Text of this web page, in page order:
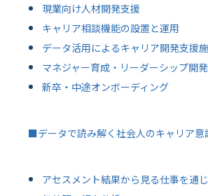
現業向け人材開発支援
キャリア相談機能の設置と運用
データ活用によるキャリア開発支援
マネジャー育成・リーダーシップ開
新卒・中途オンボーディング
■データで読み解く社会人のキャリア意
アセスメント結果から見る仕事を通